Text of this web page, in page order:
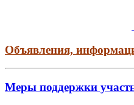
Объявления,
Меры поддержки